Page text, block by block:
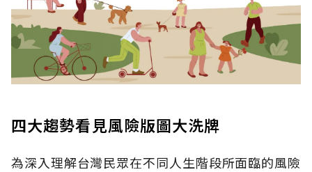
四大趨勢看見風險版圖大洗牌
為深入理解台灣民眾在不同人生階段所面臨的風險